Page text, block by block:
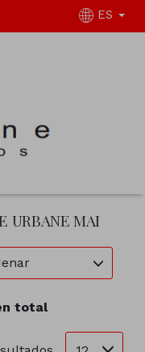
ES
URBANE MAI
total